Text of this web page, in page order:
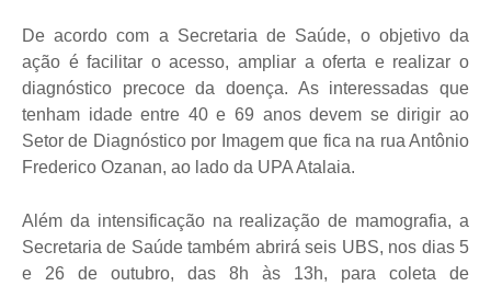
De acordo com a Secretaria de Saúde, o objetivo da
ação é facilitar o acesso, ampliar a oferta e realizar o
diagnóstico precoce da doença. As interessadas que
tenham idade entre 40 e 69 anos devem se dirigir ao
Setor de Diagnóstico por Imagem que fica na rua Antônio
Frederico Ozanan, ao lado da UPA Atalaia.
Além da intensificação na realização de mamografia, a
Secretaria de Saúde também abrirá seis UBS, nos dias 5
e 26 de outubro, das 8h às 13h, para coleta de